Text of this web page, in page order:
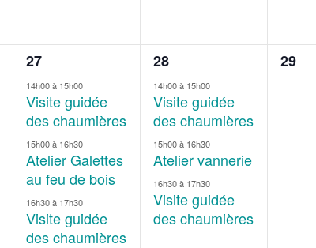
3
évènements,
27
14h00à 15h00
Visite guidée
des chaumières
15h00à 16h30
Atelier Galettes
au feu de bois
16h30à 17h30
Visite guidée
des chaumières
3
évènements,
28
14h00à 15h00
Visite guidée
des chaumières
15h00à 16h30
Atelier vannerie
16h30à 17h30
Visite guidée
des chaumières
0
29